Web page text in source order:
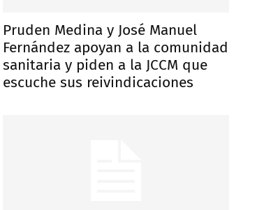
Pruden Medina y José Manuel
Fernández apoyan a la comunidad
sanitaria y piden a la JCCM que
escuche sus reivindicaciones